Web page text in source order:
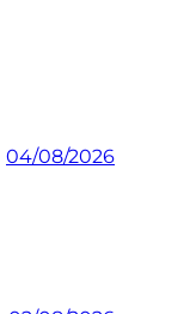
04/08/2026